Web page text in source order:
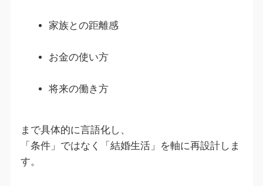
家族との距離感
お金の使い方
将来の働き方
まで具体的に言語化し、
「条件」ではなく「結婚生活」を軸に再設計しま
す。